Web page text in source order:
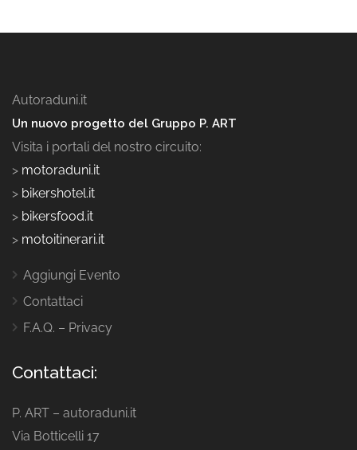
Autoraduni.it
Un nuovo progetto del Gruppo P. ART
Visita i portali del nostro circuito:
> motoraduni.it
> bikershotel.it
> bikersfood.it
> motoitinerari.it
Aggiungi Evento
Contattaci
F.A.Q. – Privacy
Contattaci:
P. ART – autoraduni.it
Via Botticelli 17